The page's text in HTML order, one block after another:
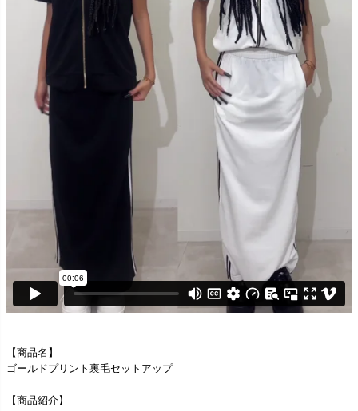
【商品名】
ゴールドプリント裏毛セットアップ
【商品紹介】